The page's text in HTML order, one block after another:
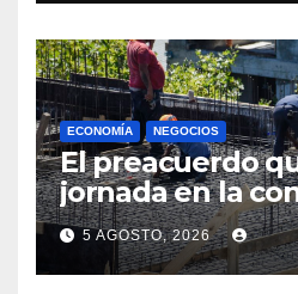
ECONOMÍA NEGOCIOS
El preacuerdo
jornada en la
menos horas,
convenio hasta
5 AGOSTO, 2026